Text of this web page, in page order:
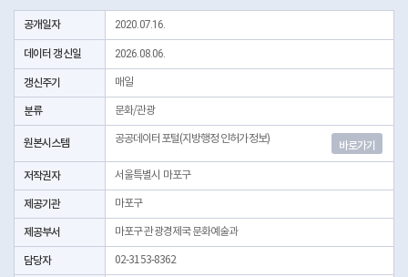
공개일자 2020.07.16.
데이터 갱신일 2026.08.06.
갱신주기 매일
분류 문화/관광
원본시스템 공공데이터포털(지방행정 인허가정보)
바로가기
저작권자 서울특별시 마포구
제공기관 마포구
제공부서 마포구 관광경제국 문화예술과
담당자 02-3153-8362